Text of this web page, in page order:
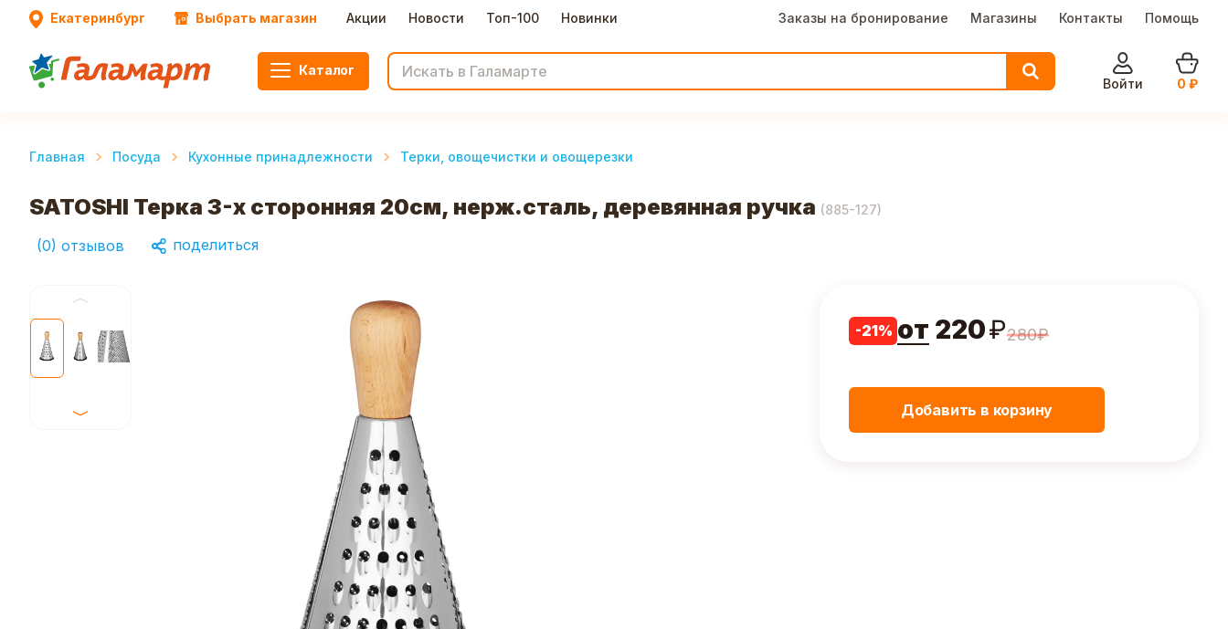
Екатеринбург Выбрать магазин Акции Новости Топ-100 Новинки Заказы на бронирование Магазины Контакты Помощь
Каталог
Войти
0 ₽
Главная Посуда Кухонные принадлежности Терки, овощечистки и овощерезки
SATOSHI Терка 3-х сторонняя 20см, нерж.сталь, деревянная ручка (885-127)
(0) отзывов поделиться
-21% от 220₽280₽
Добавить в корзину